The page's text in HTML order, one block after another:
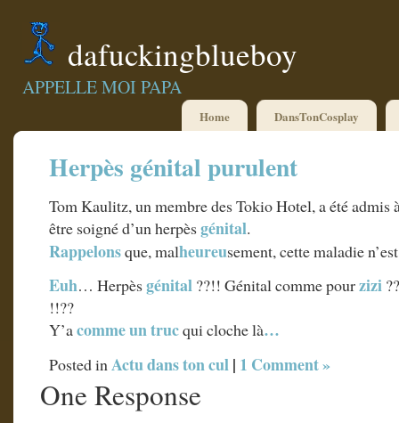
dafuckingblueboy
APPELLE MOI PAPA
Home DansTonCosplay
Herpès génital purulent
Tom Kaulitz, un membre des Tokio Hotel, a été admis
être soigné d’un herpèsgénital.
Rappelonsque, malheureusement, cette maladie
Euh… Herpèsgénital ??!! Génital comme pourzizi
!!??
Y’acomme un trucqui cloche là…
Posted in Actu dans ton cul| 1 Comment »
One Response